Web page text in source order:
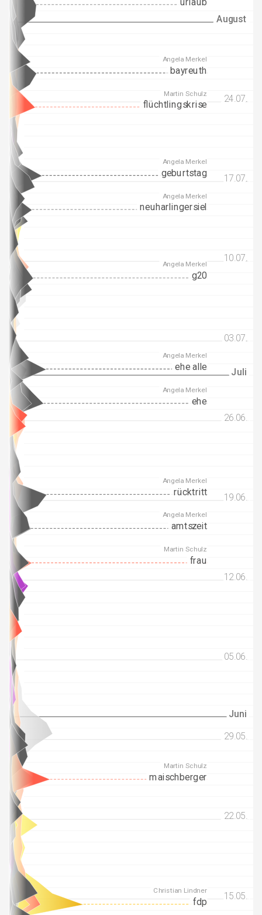
15.05.
15.05.
22.05.
22.05.
29.05.
29.05.
05.06.
05.06.
12.06.
12.06.
19.06.
19.06.
26.06.
26.06.
03.07.
03.07.
10.07.
10.07.
17.07.
17.07.
24.07.
24.07.
31.07.
31.07.
Juni
Juni
Juli
Juli
August
August
Christian Lindner
fdp
Martin Schulz
frau
Angela Merkel
amtszeit
urlaub
Angela Merkel
rücktritt
Angela Merkel
geburtstag
Angela Merkel
bayreuth
Angela Merkel
ehe
Angela Merkel
ehe alle
Martin Schulz
maischberger
Angela Merkel
g20
Martin Schulz
flüchtlingskrise
Angela Merkel
neuharlingersiel